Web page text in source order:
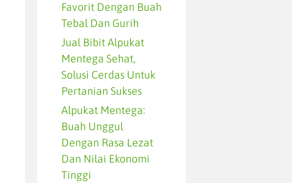
Favorit Dengan Buah
Tebal Dan Gurih
Jual Bibit Alpukat
Mentega Sehat,
Solusi Cerdas Untuk
Pertanian Sukses
Alpukat Mentega:
Buah Unggul
Dengan Rasa Lezat
Dan Nilai Ekonomi
Tinggi